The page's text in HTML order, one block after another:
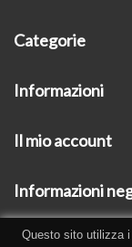
Categorie
Informazioni
Il mio account
Informazioni
Questo sito utilizza